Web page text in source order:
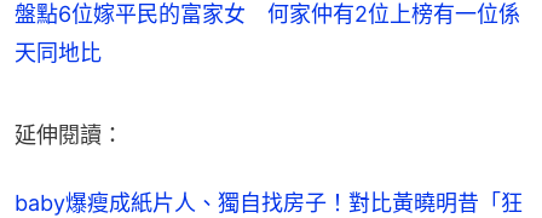
盤點6位嫁平民的富家女 何家仲有2位上榜有一位係
天同地比
延伸閱讀：
baby爆瘦成紙片人、獨自找房子！對比黃曉明昔「狂